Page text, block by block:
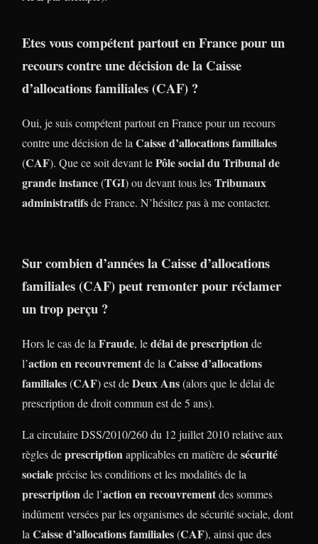
Etes vous compétent partout en France pour un
recours contre une décision de la Caisse
d’allocations familiales (CAF) ?
Oui, je suis compétent partout en France pour un recours
contre une décision de la Caisse d’allocations familiales
(CAF). Que ce soit devant lePôle social du Tribunal de
grande instance(TGI) ou devant tous lesTribunaux
administratifsde France. N’hésitez pas à me contacter.
Sur combien d’années la Caisse d’allocations
familiales (CAF) peut remonter pour réclamer
untrop perçu ?
Hors le cas de la Fraude, ledélai de prescription de
l’action en recouvrementde la Caisse d’allocations
familiales(CAF) est deDeux Ans(alors que le délai de
prescription de droit commun est de 5 ans).
La circulaire DSS/2010/260 du 12 juillet 2010 relative aux
règles deprescription applicables en matière desécurité
socialeprécise les conditions et les modalités de la
prescription de l’action en recouvrementdes sommes
indûment versées par les organismes de sécurité sociale, dont
la Caisse d’allocations familiales(CAF), ainsi que des